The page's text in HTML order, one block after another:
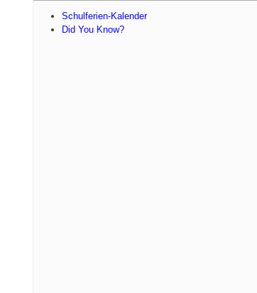
Schulferien-Kalender
Did You Know?